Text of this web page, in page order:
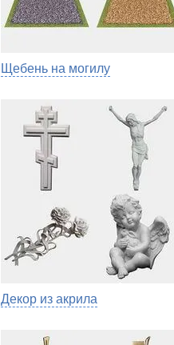
Щебень на могилу
Декор из акрила